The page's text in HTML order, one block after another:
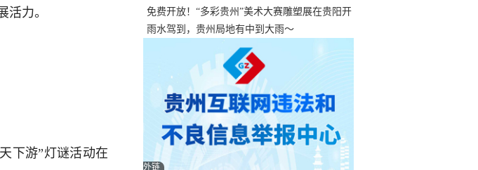
力。
下游”灯谜活动在
资工作实施细则
免费开放！“多彩贵州”美术大赛雕塑展在贵阳开
展，持续至1月19日
雨水驾到，贵州局地有中到大雨～
外链